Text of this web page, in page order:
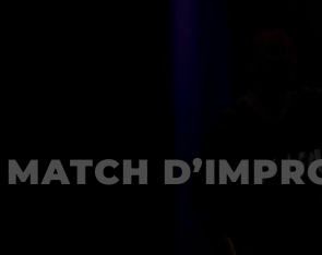
MATCH